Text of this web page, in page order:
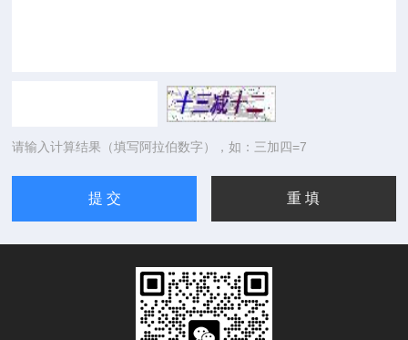
请输入计算结果（填写阿拉伯数字），如：三加四=7